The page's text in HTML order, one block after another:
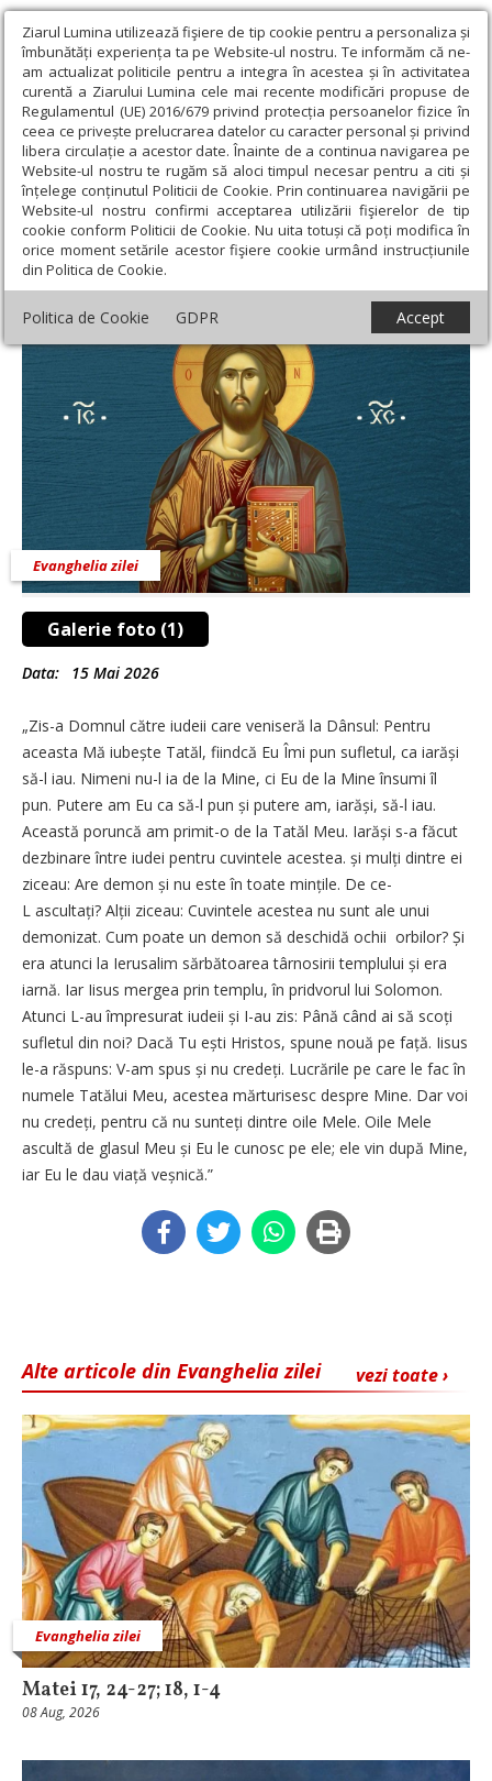
Ziarul Lumina utilizează fişiere de tip cookie pentru a personaliza și
îmbunătăți experiența ta pe Website-ul nostru. Te informăm că ne-
am actualizat politicile pentru a integra în acestea și în activitatea
curentă a Ziarului Lumina cele mai recente modificări propuse de
Regulamentul (UE) 2016/679 privind protecția persoanelor fizice în
ceea ce privește prelucrarea datelor cu caracter personal și privind
libera circulație a acestor date. Înainte de a continua navigarea pe
Website-ul nostru te rugăm să aloci timpul necesar pentru a citi și
înțelege conținutul Politicii de Cookie. Prin continuarea navigării pe
Website-ul nostru confirmi acceptarea utilizării fişierelor de tip
cookie conform Politicii de Cookie. Nu uita totuși că poți modifica în
orice moment setările acestor fişiere cookie urmând instrucțiunile
din Politica de Cookie.
Politica de Cookie GDPR Accept
Ziarul Lumina › Teologie și spiritualitate › Evanghelia zilei › Ioan
10, 17-28 (Iisus este Mesia)
Ioan 10, 17-28 (Iisus este Mesia)
Galerie foto (1)
Evanghelia zilei
Data: 15 Mai 2026
„Zis-a Domnul către iudeii care veniseră la Dânsul: Pentru
aceasta Mă iubește Tatăl, fiindcă Eu Îmi pun sufletul, ca iarăși
să-l iau. Nimeni nu-l ia de la Mine, ci Eu de la Mine însumi îl
pun. Putere am Eu ca să-l pun și putere am, iarăși, să-l iau.
Această poruncă am primit-o de la Tatăl Meu. Iarăși s-a făcut
dezbinare între iudei pentru cuvintele acestea. și mulți dintre ei
ziceau: Are demon și nu este în toate mințile. De ce-
L ascultați? Alții ziceau: Cuvintele acestea nu sunt ale unui
demonizat. Cum poate un demon să deschidă ochii orbilor? Și
era atunci la Ierusalim sărbătoarea târnosirii templului și era
iarnă. Iar Iisus mergea prin templu, în pridvorul lui Solomon.
Atunci L-au împresurat iudeii și I-au zis: Până când ai să scoți
sufletul din noi? Dacă Tu ești Hristos, spune nouă pe față. Iisus
le-a răspuns: V-am spus și nu credeți. Lucrările pe care le fac în
numele Tatălui Meu, acestea mărturisesc despre Mine. Dar voi
nu credeți, pentru că nu sunteți dintre oile Mele. Oile Mele
ascultă de glasul Meu și Eu le cunosc pe ele; ele vin după Mine,
iar Eu le dau viață veșnică.”
vezi toate ›
Alte articole din Evanghelia zilei
Evanghelia zilei
Matei 17, 24-27; 18, 1-4
08 Aug, 2026